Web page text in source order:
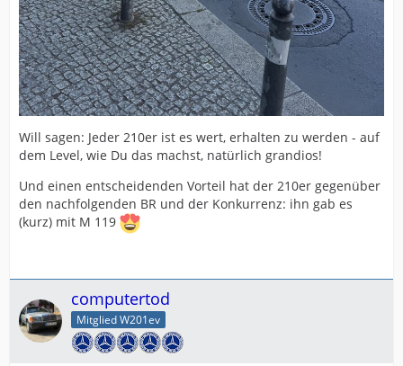
Will sagen: Jeder 210er ist es wert, erhalten zu werden - auf
dem Level, wie Du das machst, natürlich grandios!
Und einen entscheidenden Vorteil hat der 210er gegenüber
den nachfolgenden BR und der Konkurrenz: ihn gab es
(kurz) mit M 119
computertod
Mitglied W201ev